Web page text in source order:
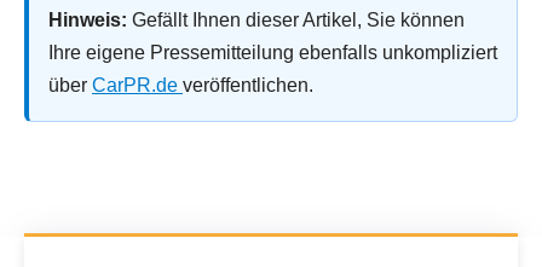
Hinweis: Gefällt Ihnen dieser Artikel, Sie können
Ihre eigene Pressemitteilung ebenfalls unkompliziert
über CarPR.de veröffentlichen.